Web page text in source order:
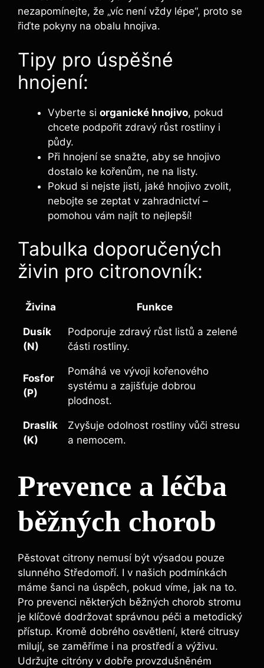
nezapomínejte, že „víc není vždy lépe“, proto se
řiďte pokyny na obalu hnojiva.
Tipy pro úspěšné
hnojení:
Vyberte si organické hnojivo, pokud
chcete podpořit zdravý růst rostliny i
půdy.
Při hnojení se snažte, aby se hnojivo
dostalo ke kořenům, ne na listy.
Pokud si nejste jisti, jaké hnojivo zvolit,
nebojte se zeptat v zahradnictví –
pomohou vám najít to nejlepší!
Tabulka doporučených
živin pro citronovník:
Živina Funkce
Dusík
(N)
Podporuje zdravý růst listů a zelené
části rostliny.
Fosfor
(P)
Pomáhá ve vývoji kořenového
systému a zajišťuje dobrou
plodnost.
Draslík
(K)
Zvyšuje odolnost rostliny vůči stresu
a nemocem.
Prevence a léčba
běžných chorob
Pěstovat citrony nemusí být výsadou pouze
slunného Středomoří. I v našich podmínkách
máme šanci na úspěch, pokud víme, jak na to.
Pro prevenci některých běžných chorob stromu
je klíčové dodržovat správnou péči a metodický
přístup. Kromě dobrého osvětlení, které citrusy
milují, se zaměříme i na prostředí a výživu.
Udržujte citróny v dobře provzdušněném